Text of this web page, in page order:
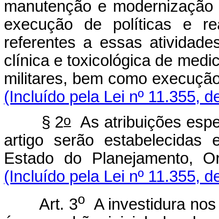
manutenção e
execução de políticas e
referentes a essas
clínica e toxicológica de
militares, bem como
(Incluído pela Lei nº 11.355,
§ 2oAs atribuições
artigo serão estabelecidas
Estado do Planejamento,
(Incluído pela Lei nº 11.355,
Art. 3o A investidura